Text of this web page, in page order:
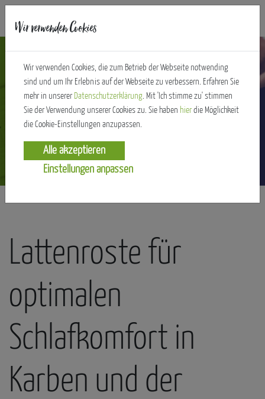
Sortiment für
Schlafkomfort.
Lattenroste für
optimalen
Schlafkomfort in
Karben und der
Wir verwenden Cookies
Wir verwenden Cookies, die zum Betrieb der Webseite notwending
sind und um Ihr Erlebnis auf der Webseite zu verbessern. Erfahren Sie
mehr in unserer Datenschutzerklärung. Mit 'Ich stimme zu' stimmen
Sie der Verwendung unserer Cookies zu. Sie haben hierdie Möglichkeit
die Cookie-Einstellungen anzupassen.
Einstellungen anpassen